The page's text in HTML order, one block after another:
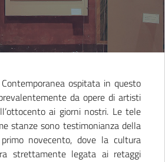
ospitata in questo
da opere di artisti
ai giorni nostri. Le tele
stanze sono testimonianza della
novecento, dove la cultura
strettamente legata ai retaggi